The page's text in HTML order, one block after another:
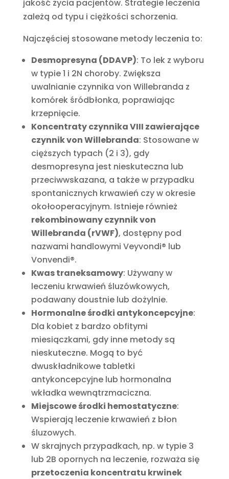
jakość życia pacjentów. Strategie leczenia
zależą od typu i ciężkości schorzenia.
Najczęściej stosowane metody leczenia to:
Desmopresyna (DDAVP): To lek z wyboru
w typie 1 i 2N choroby. Zwiększa
uwalnianie czynnika von Willebranda z
komórek śródbłonka, poprawiając
krzepnięcie.
Koncentraty czynnika VIII zawierające
czynnik von Willebranda: Stosowane w
cięższych typach (2 i 3), gdy
desmopresyna jest nieskuteczna lub
przeciwwskazana, a także w przypadku
spontanicznych krwawień czy w okresie
okołooperacyjnym. Istnieje również
rekombinowany czynnik von
Willebranda (rVWF), dostępny pod
nazwami handlowymi Veyvondi® lub
Vonvendi®.
Kwas traneksamowy: Używany w
leczeniu krwawień śluzówkowych,
podawany doustnie lub dożylnie.
Hormonalne środki antykoncepcyjne:
Dla kobiet z bardzo obfitymi
miesiączkami, gdy inne metody są
nieskuteczne. Mogą to być
dwuskładnikowe tabletki
antykoncepcyjne lub hormonalna
wkładka wewnątrzmaciczna.
Miejscowe środki hemostatyczne:
Wspierają leczenie krwawień z błon
śluzowych.
W skrajnych przypadkach, np. w typie 3
lub 2B opornych na leczenie, rozważa się
przetoczenia koncentratu krwinek